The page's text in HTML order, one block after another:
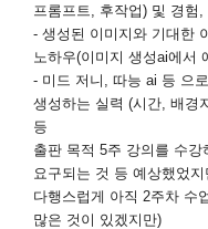
프롬프트, 후작업) 및 경험,
- 생성된 이미지와 기대한
노하우(이미지 생성ai에서
- 미드 저니, 따능 ai 등 으
생성하는 실력 (시간, 배경
등
출판 목적 5주 강의를 수
요구되는 것 등 예상했었
다행스럽게 아직 2주차 수
많은 것이 있겠지만)